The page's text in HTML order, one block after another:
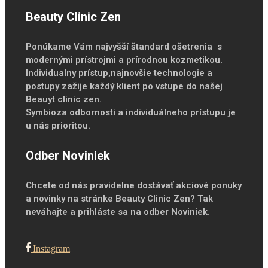
Beauty Clinic Zen
Ponúkame Vám najvyšší štandard ošetrenia s
modernými prístrojmi a prírodnou kozmetikou.
Individualny prístup,najnovšie technologie a
postupy zažije každý klient po vstupe do našej
Beauyt clinic zen.
Symbioza odbornosti a individuálneho prístupu je
u nás prioritou.
Odber Noviniek
Chcete od nás pravidelne dostávať akciové ponuky
a novinky na stránke Beauty Clinic Zen? Tak
neváhajte a prihláste sa na odber Noviniek.
Instagram